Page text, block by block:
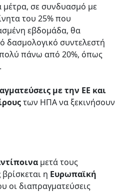
μέτρα, σε συνδυασμό με
του 25% που
εβδομάδα, θα
δασμολογικό συντελεστή
πάνω από 20%, όπως
με την ΕΕ και
των ΗΠΑ να ξεκινήσουν
μετά τους
βρίσκεται η Ευρωπαϊκή
οι διαπραγματεύσεις